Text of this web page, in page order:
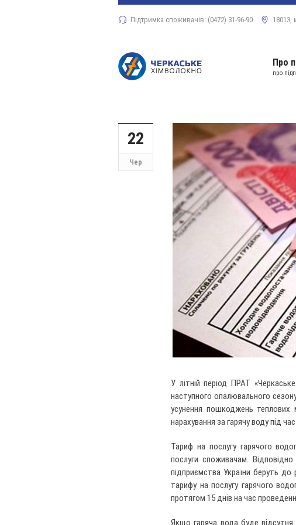
Підтримка споживачів: (0472) 31-96-90 18013,
Про
про
22
Чер
У літній період ПРАТ
наступного опалювального
усунення пошкоджень
нарахування за гарячу воду під
Тариф на послугу гарячого
послуги споживачам.
підприємства України беруть до
тарифу на послугу гарячого
протягом 15 днів на час
Якщо гаряча вода буде